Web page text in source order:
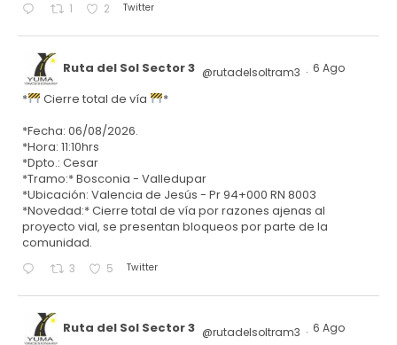
1 2 Twitter
Ruta del Sol Sector 3 @rutadelsoltram3 · 6 Ago
* Cierre total de vía
*
*Fecha: 06/08/2026.
*Hora: 11:10hrs
*Dpto.: Cesar
*Tramo:* Bosconia - Valledupar
*Ubicación: Valencia de Jesús - Pr 94+000 RN 8003
*Novedad:* Cierre total de vía por razones ajenas al
proyecto vial, se presentan bloqueos por parte de la
comunidad.
3 5 Twitter
Ruta del Sol Sector 3 @rutadelsoltram3 · 6 Ago